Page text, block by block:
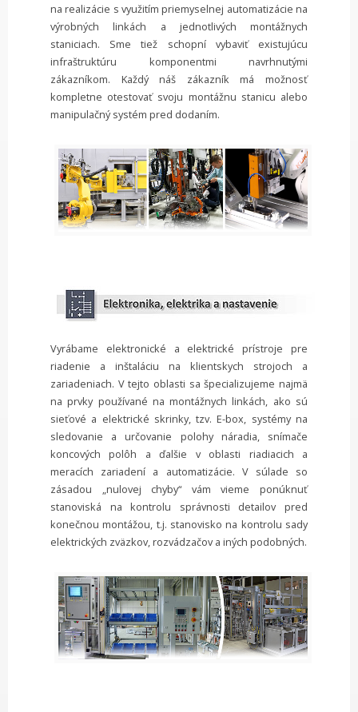
na realizácie s využitím priemyselnej automatizácie na
výrobných linkách a jednotlivých montážnych
staniciach. Sme tiež schopní vybaviť existujúcu
infraštruktúru komponentmi navrhnutými
zákazníkom. Každý náš zákazník má možnosť
kompletne otestovať svoju montážnu stanicu alebo
manipulačný systém pred dodaním.
Vyrábame elektronické a elektrické prístroje pre
riadenie a inštaláciu na klientskych strojoch a
zariadeniach. V tejto oblasti sa špecializujeme najmä
na prvky používané na montážnych linkách, ako sú
sieťové a elektrické skrinky, tzv. E-box, systémy na
sledovanie a určovanie polohy náradia, snímače
koncových polôh a ďalšie v oblasti riadiacich a
meracích zariadení a automatizácie. V súlade so
zásadou „nulovej chyby“ vám vieme ponúknuť
stanoviská na kontrolu správnosti detailov pred
konečnou montážou, t.j. stanovisko na kontrolu sady
elektrických zväzkov, rozvádzačov a iných podobných.